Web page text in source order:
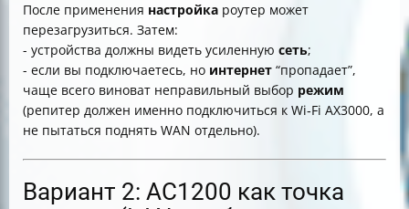
После применения настройка роутер может
перезагрузиться. Затем:
- устройства должны видеть усиленную сеть;
- если вы подключаетесь, но интернет “пропадает”,
чаще всего виноват неправильный выбор режим
(репитер должен именно подключиться к Wi‑Fi AX3000, а
не пытаться поднять WAN отдельно).
Вариант 2: AC1200 как точка